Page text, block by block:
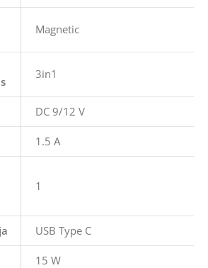
Magnetic
3in1
DC 9/12 V
1.5 A
1
USB Type C
15 W